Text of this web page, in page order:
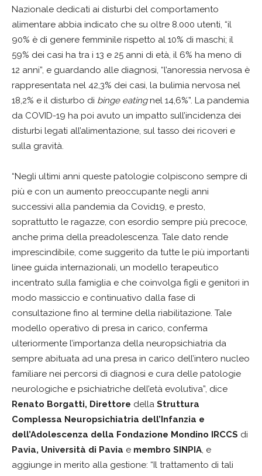
Nazionale dedicati ai disturbi del comportamento
alimentare abbia indicato che su oltre 8.000 utenti, “il
90% è di genere femminile rispetto al 10% di maschi; il
59% dei casi ha tra i 13 e 25 anni di età, il 6% ha meno di
12 anni”, e guardando alle diagnosi, “l’anoressia nervosa è
rappresentata nel 42,3% dei casi, la bulimia nervosa nel
18,2% e il disturbo di binge eatingnel 14,6%”. La pandemia
da COVID-19 ha poi avuto un impatto sull’incidenza dei
disturbi legati all’alimentazione, sul tasso dei ricoveri e
sulla gravità.
“Negli ultimi anni queste patologie colpiscono sempre di
più e con un aumento preoccupante negli anni
successivi alla pandemia da Covid19, e presto,
soprattutto le ragazze, con esordio sempre più precoce,
anche prima della preadolescenza. Tale dato rende
imprescindibile, come suggerito da tutte le più importanti
linee guida internazionali, un modello terapeutico
incentrato sulla famiglia e che coinvolga figli e genitori in
modo massiccio e continuativo dalla fase di
consultazione fino al termine della riabilitazione. Tale
modello operativo di presa in carico, conferma
ulteriormente l’importanza della neuropsichiatria da
sempre abituata ad una presa in carico dell’intero nucleo
familiare nei percorsi di diagnosi e cura delle patologie
neurologiche e psichiatriche dell’età evolutiva”, dice
Renato Borgatti, Direttore della Struttura
Complessa Neuropsichiatria dell’Infanzia e
dell’Adolescenza della Fondazione Mondino IRCCS di
Pavia, Università di Pavia e membro SINPIA, e
aggiunge in merito alla gestione: “Il trattamento di tali